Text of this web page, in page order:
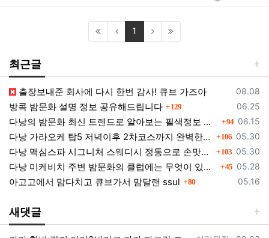
1 (current)
최근글
등록일
08.08
출장보내준 회사에 다시 한번 감사! 큐브 가즈아
등록일
06.25
방콕 밤문화 설명 정보 공유해드립니다 댓글
129
등록일
06.15
다낭의 밤문화 최신 트렌드로 알아보는 필색정보 모음 댓글
94
등록일
05.30
다낭 가라오케 탑5 저녁이후 2차코스까지 완벽한곳들 소개 댓글
106
등록일
05.30
다낭 맥심스파 시그니처 스웨디시 정통으로 손맛을 느껴보세요. 댓글
103
등록일
05.28
다낭 미케비치 주변 밤문화의 클럽에는 무엇이 있을까? 댓글
45
등록일
05.16
아고고에서 맘다치고 큐브가서 맘달랜 ssul 댓글
80
새댓글